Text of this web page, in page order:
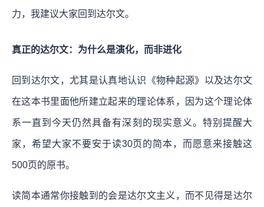
力，我建议大家回到达尔文。
真正的达尔文：为什么是演化，而非进化
回到达尔文，尤其是认真地认识《物种起源》以及达尔文
在这本书里面他所建立起来的理论体系，因为这个理论体
系一直到今天仍然具备有深刻的现实意义。特别提醒大
家，希望大家不要安于读30页的简本，而愿意来接触这
500页的原书。
读简本通常你接触到的会是达尔文主义，而不见得是达尔